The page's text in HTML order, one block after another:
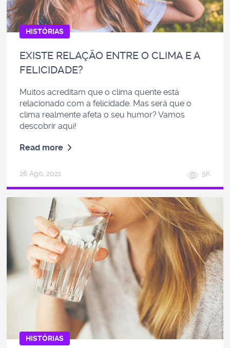
HISTÓRIAS
EXISTE RELAÇÃO ENTRE O CLIMA E A
FELICIDADE?
Muitos acreditam que o clima quente está
relacionado com a felicidade. Mas será que o
clima realmente afeta o seu humor? Vamos
descobrir aqui!
Read more
26 Ago, 2021 5K
HISTÓRIAS